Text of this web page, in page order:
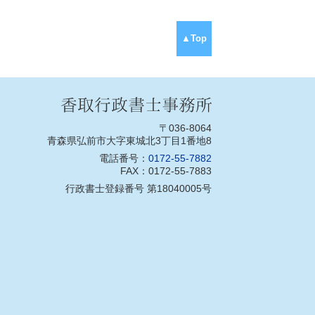
▲Top
〒036-8064
青森県弘前市大字東城北3丁目1番地8
電話番号： 0172-55-7882
FAX：0172-55-7883
行政書士登録番号 第18040005号